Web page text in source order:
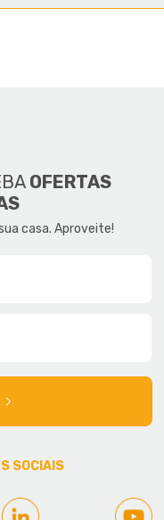
OFERTAS
casa. Aproveite!
SOCIAIS